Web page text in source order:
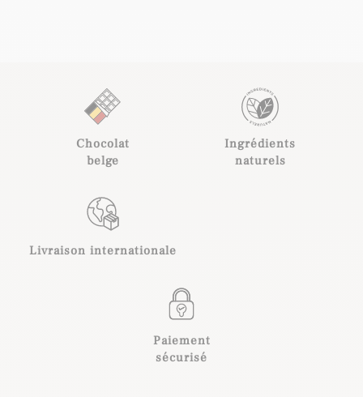
Chocolat
belge
Ingrédients
naturels
Livraison internationale
Paiement
sécurisé